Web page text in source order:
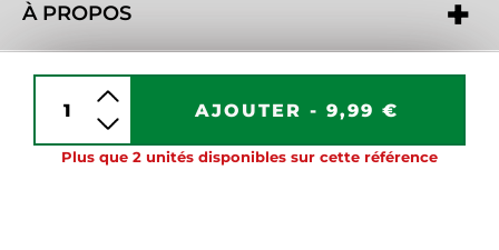
AJOUTER - 9,99 €
Plus que 2 unités disponibles sur cette référence
À PROPOS
BESOIN D'AIDE ?